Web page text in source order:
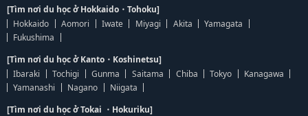
[Tìm nơi du học ở Hokkaido・Tohoku]
Hokkaido
Aomori Iwate Miyagi Akita
Yamagata
Fukushima
[Tìm nơi du học ở Kanto・Koshinetsu]
Ibaraki
Tochigi Gunma Saitama Chiba Tokyo
Kanagawa
Yamanashi
Nagano
Niigata
[Tìm nơi du học ở Tokai ・Hokuriku]